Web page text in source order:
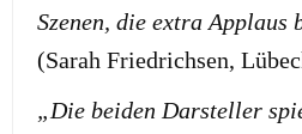
Szenen, die extra Applaus
(Sarah Friedrichsen,
„Die beiden Darsteller